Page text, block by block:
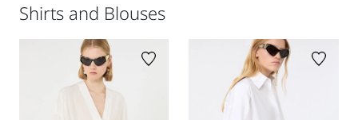
Shirts and Blouses